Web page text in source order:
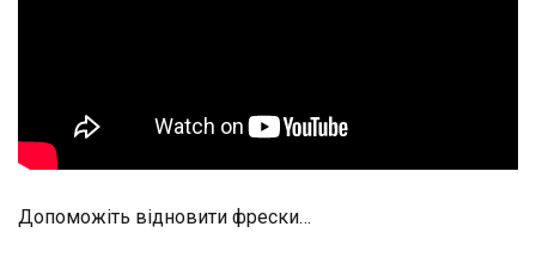
Допоможіть відновити фрески…